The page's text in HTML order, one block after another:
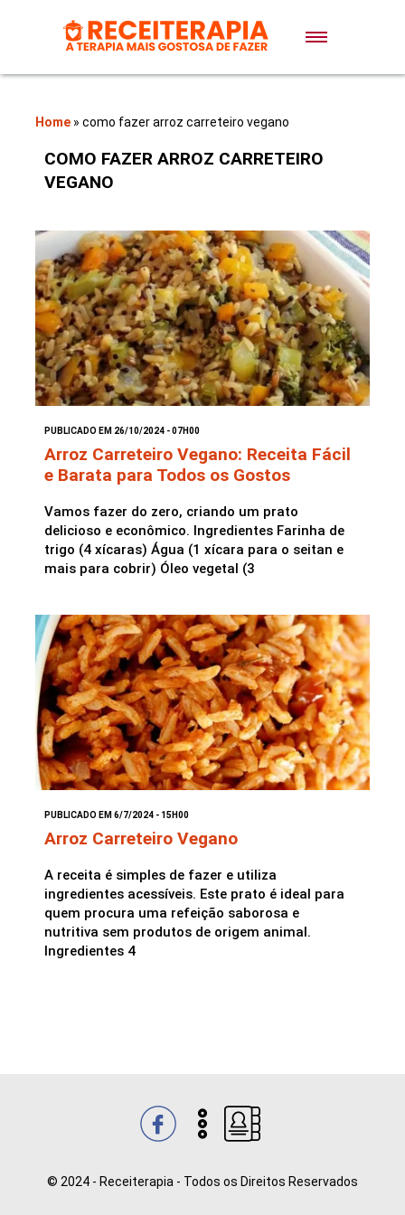
Doces e Sobremesas
Massas
Bolos
Pães
Sopas
Saladas
Home » como fazer arroz carreteiro vegano
COMO FAZER ARROZ CARRETEIRO
VEGANO
PUBLICADO EM 26/10/2024 - 07H00
Arroz Carreteiro Vegano: Receita Fácil
e Barata para Todos os Gostos
Vamos fazer do zero, criando um prato
delicioso e econômico. Ingredientes Farinha de
trigo (4 xícaras) Água (1 xícara para o seitan e
mais para cobrir) Óleo vegetal (3
PUBLICADO EM 6/7/2024 - 15H00
Arroz Carreteiro Vegano
A receita é simples de fazer e utiliza
ingredientes acessíveis. Este prato é ideal para
quem procura uma refeição saborosa e
nutritiva sem produtos de origem animal.
Ingredientes 4
© 2024 - Receiterapia - Todos os Direitos Reservados